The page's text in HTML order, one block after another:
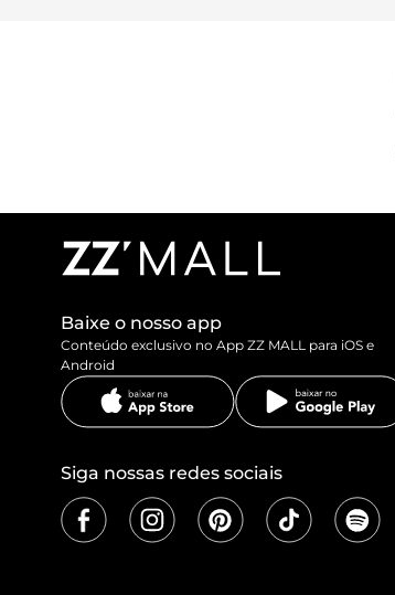
Baixe o nosso app
Conteúdo exclusivo no App ZZ MALL para iOS e
Android
Siga nossas redes sociais